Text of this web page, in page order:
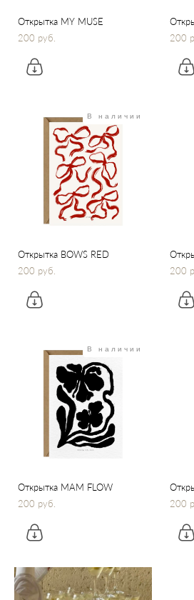
Открытка MY MUSE
200 pуб.
200
В наличии
Открытка BOWS RED
200 pуб.
200
В наличии
Открытка MAM FLOW
200 pуб.
200